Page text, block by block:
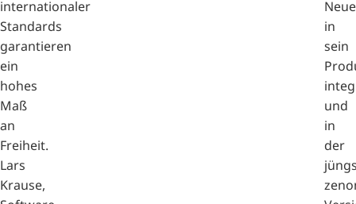
internationaler
Standards
garantieren
ein
hohes
Maß
an
Freiheit.
Lars
Krause,
in
sein
und
in
der